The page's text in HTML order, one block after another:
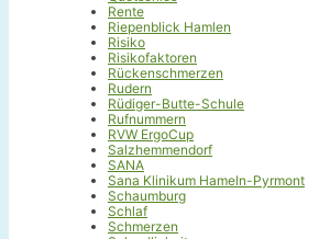
Rente
Riepenblick Hamlen
Risiko
Risikofaktoren
Rückenschmerzen
Rudern
Rüdiger-Butte-Schule
Rufnummern
RVW ErgoCup
Salzhemmendorf
SANA
Sana Klinikum Hameln-Pyrmont
Schaumburg
Schlaf
Schmerzen